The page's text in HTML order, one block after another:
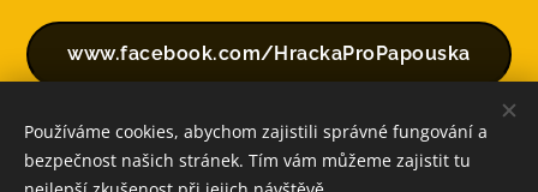
www.facebook.com/HrackaProPapouska
Vytvořeno službouWebnode Cookies
Používáme cookies, abychom zajistili správné fungování a
bezpečnost našich stránek. Tím vám můžeme zajistit tu